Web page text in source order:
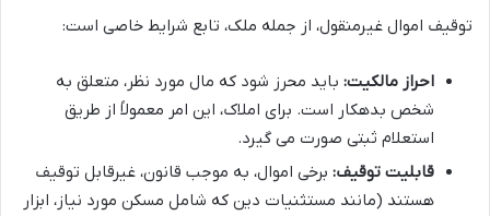
توقیف اموال غیرمنقول، از جمله ملک، تابع شرایط خاصی است:
احراز مالکیت: باید محرز شود که مال مورد نظر، متعلق به
شخص بدهکار است. برای املاک، این امر معمولاً از طریق
استعلام ثبتی صورت می گیرد.
قابلیت توقیف: برخی اموال، به موجب قانون، غیرقابل توقیف
هستند (مانند مستثنیات دین که شامل مسکن مورد نیاز، ابزار